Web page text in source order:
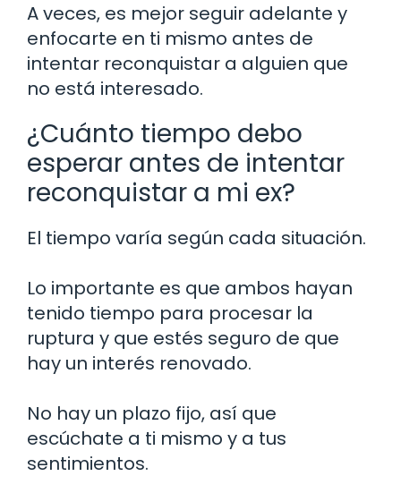
A veces, es mejor seguir adelante y
enfocarte en ti mismo antes de
intentar reconquistar a alguien que
no está interesado.
¿Cuánto tiempo debo
esperar antes de intentar
reconquistar a mi ex?
El tiempo varía según cada situación.
Lo importante es que ambos hayan
tenido tiempo para procesar la
ruptura y que estés seguro de que
hay un interés renovado.
No hay un plazo fijo, así que
escúchate a ti mismo y a tus
sentimientos.